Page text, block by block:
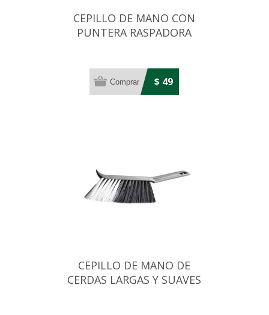
CEPILLO DE MANO CON
PUNTERA RASPADORA
$ 49
CEPILLO DE MANO DE
CERDAS LARGAS Y SUAVES